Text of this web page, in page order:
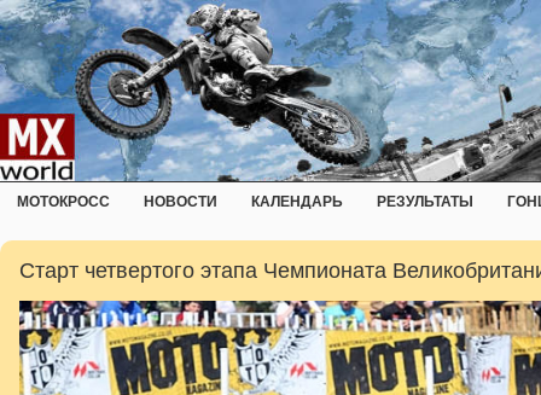
МОТОКРОСС НОВОСТИ КАЛЕНДАРЬ РЕЗУЛЬТАТЫ
Старт четвертого этапа Чемпионата